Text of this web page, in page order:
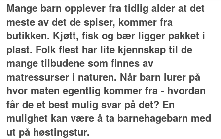
Mange barn opplever fra tidlig alder at det
meste av det de spiser, kommer fra
butikken. Kjøtt, fisk og bær ligger pakket i
plast. Folk flest har lite kjennskap til de
mange tilbudene som finnes av
matressurser i naturen. Når barn lurer på
hvor maten egentlig kommer fra - hvordan
får de et best mulig svar på det? En
mulighet kan være å ta barnehagebarn med
ut på høstingstur.